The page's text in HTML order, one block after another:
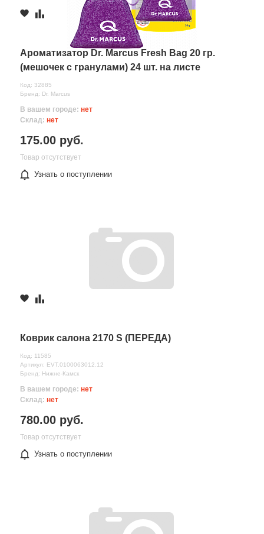
Ароматизатор Dr. Marcus Fresh Bag 20 гр.
(мешочек с гранулами) 24 шт. на листе
Код: 32885
Бренд: Dr. Marcus
В вашем городе: нет
Склад: нет
175.00 руб.
Товар отсутствует
Узнать о поступлении
Коврик салона 2170 S (ПЕРЕДА)
Код: 11585
Артикул: EVT.0100063012.12
Бренд: Нижне-Камск
В вашем городе: нет
Склад: нет
780.00 руб.
Товар отсутствует
Узнать о поступлении